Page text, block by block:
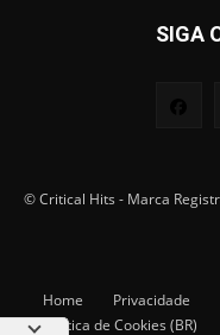
SIGA
© Critical Hits - Marca
Home Privacidade
Política de Cookies (BR)